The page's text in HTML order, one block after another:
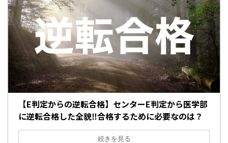
【E判定からの逆転合格】センターE判定から医学部
に逆転合格した全貌‼︎合格するために必要なのは？
続きを見る